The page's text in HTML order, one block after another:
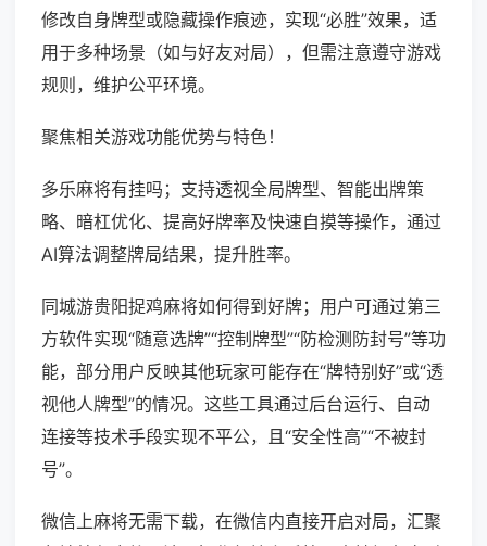
修改自身牌型或隐藏操作痕迹，实现“必胜”效果，适
用于多种场景（如与好友对局），但需注意遵守游戏
规则，维护公平环境。
聚焦相关游戏功能优势与特色！
多乐麻将有挂吗；支持透视全局牌型、智能出牌策
略、暗杠优化、提高好牌率及快速自摸等操作，通过
AI算法调整牌局结果，提升胜率。
同城游贵阳捉鸡麻将如何得到好牌；用户可通过第三
方软件实现“随意选牌”“控制牌型”“防检测防封号”等功
能，部分用户反映其他玩家可能存在“牌特别好”或“透
视他人牌型”的情况。这些工具通过后台运行、自动
连接等技术手段实现不平公，且“安全性高”“不被封
号”。
微信上麻将无需下载，在微信内直接开启对局，汇聚